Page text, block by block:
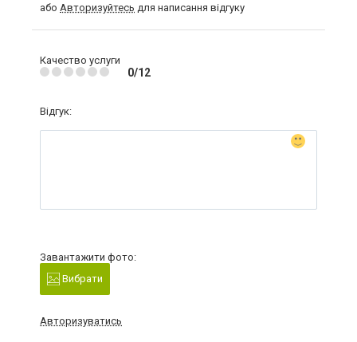
або Авторизуйтесь для написання відгуку
Качество услуги
0/12
Відгук:
Завантажити фото:
Вибрати
Авторизуватись